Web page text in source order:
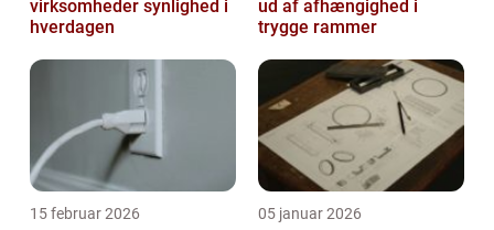
virksomheder synlighed i
hverdagen
ud af afhængighed i
trygge rammer
15 februar 2026 05 januar 2026